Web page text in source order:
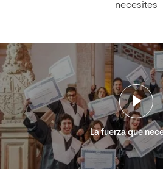
necesites
La fuerza que